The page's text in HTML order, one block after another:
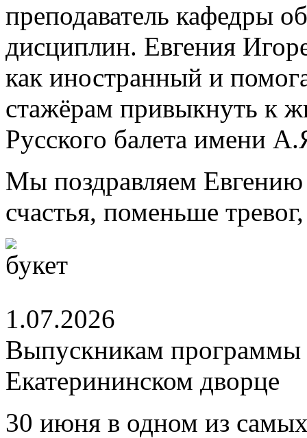
преподаватель кафедры
дисциплин. Евгения
как иностранный и
стажёрам привыкнуть к
Русского балета имени
Мы поздравляем
счастья, поменьше
1.07.2026
Выпускникам
Екатерининском дворце
30 июня в одном из